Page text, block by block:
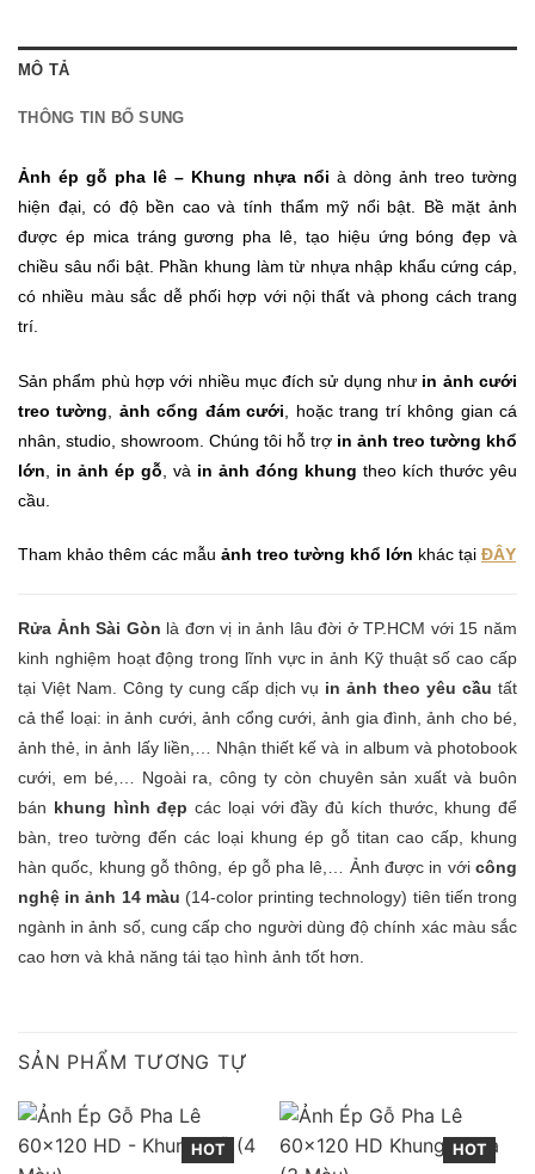
MÔ TẢ
THÔNG TIN BỔ SUNG
Ảnh ép gỗ pha lê – Khung nhựa nổi à dòng ảnh treo tường
hiện đại, có độ bền cao và tính thẩm mỹ nổi bật. Bề mặt ảnh
được ép mica tráng gương pha lê, tạo hiệu ứng bóng đẹp và
chiều sâu nổi bật. Phần khung làm từ nhựa nhập khẩu cứng cáp,
có nhiều màu sắc dễ phối hợp với nội thất và phong cách trang
trí.
Sản phẩm phù hợp với nhiều mục đích sử dụng như in ảnh cưới
treo tường
ảnh cổng đám cưới , hoặc trang trí không gian cá
nhân, studio, showroom. Chúng tôi hỗ trợ in ảnh treo tường khổ
lớn
in ảnh ép gỗ , và in ảnh đóng khung theo kích thước yêu
cầu.
Tham khảo thêm các mẫu ảnh treo tường khổ lớn khác tại ĐÂY
Rửa Ảnh Sài Gòn là đơn vị in ảnh lâu đời ở TP.HCM với 15 năm
kinh nghiệm hoạt động trong lĩnh vực in ảnh Kỹ thuật số cao cấp
tại Việt Nam. Công ty cung cấp dịch vụ in ảnh theo yêu cầu tất
cả thể loại: in ảnh cưới, ảnh cổng cưới, ảnh gia đình, ảnh cho bé,
ảnh thẻ, in ảnh lấy liền,… Nhận thiết kế và in album và photobook
cưới, em bé,… Ngoài ra, công ty còn chuyên sản xuất và buôn
bán khung hình đẹp các loại với đầy đủ kích thước, khung để
bàn, treo tường đến các loại khung ép gỗ titan cao cấp, khung
hàn quốc, khung gỗ thông, ép gỗ pha lê,… Ảnh được in với công
nghệ in ảnh 14 màu (14-color printing technology) tiên tiến trong
ngành in ảnh số, cung cấp cho người dùng độ chính xác màu sắc
cao hơn và khả năng tái tạo hình ảnh tốt hơn.
SẢN PHẨM TƯƠNG TỰ
HOT HOT